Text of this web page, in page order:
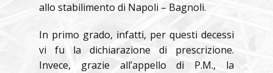
allo stabilimento di Napoli – Bagnoli.
In primo grado, infatti, per questi decessi
vi fu la dichiarazione di prescrizione.
Invece, grazie all’appello di P.M., la